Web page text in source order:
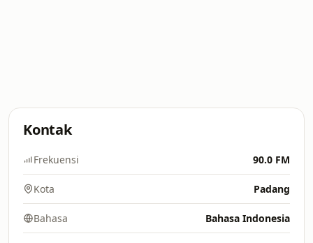
Kontak
Frekuensi 90.0 FM
Kota Padang
Bahasa Bahasa Indonesia